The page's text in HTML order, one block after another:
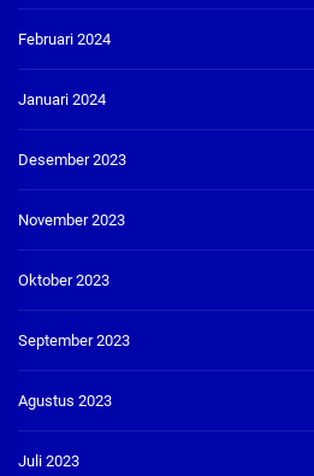
Februari 2024
Januari 2024
Desember 2023
November 2023
Oktober 2023
September 2023
Agustus 2023
Juli 2023